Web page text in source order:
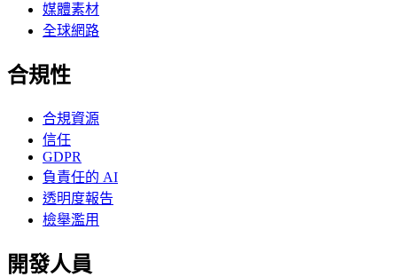
媒體素材
全球網路
合規性
合規資源
信任
GDPR
負責任的 AI
透明度報告
檢舉濫用
開發人員